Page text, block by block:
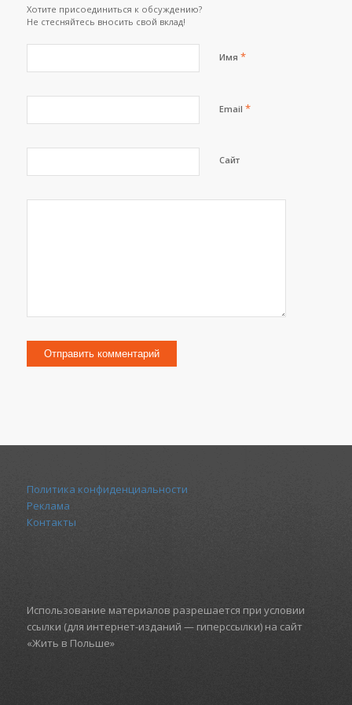
Хотите присоединиться к обсуждению?
Не стесняйтесь вносить свой вклад!
Имя *
Email *
Сайт
Политика конфиденциальности
Реклама
Контакты
Использование материалов разрешается при условии
ссылки (для интернет-изданий — гиперссылки) на сайт
«Жить в Польше»